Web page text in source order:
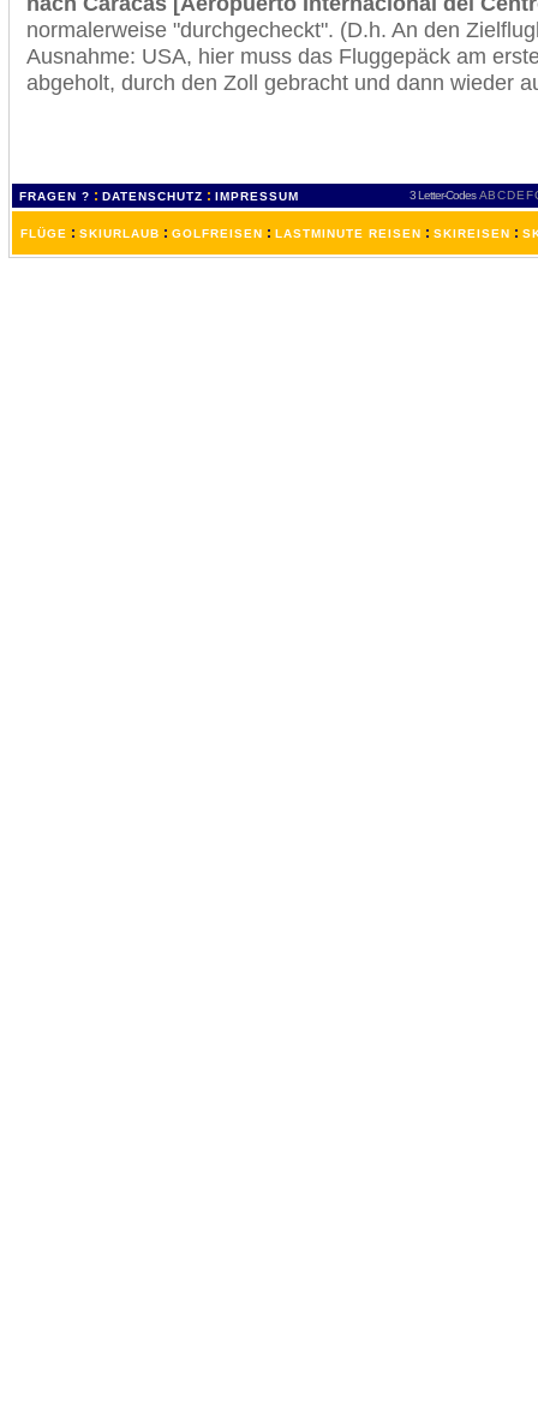
normalerweise "durchgecheckt". (D.h. An den
Ausnahme: USA, hier muss das Fluggepäck am
abgeholt, durch den Zoll gebracht und dann wieder
FRAGEN ? : DATENSCHUTZ : IMPRESSUM 3 Letter-Codes ABCDEF
FLÜGE : SKIURLAUB : GOLFREISEN : LASTMINUTE REISEN : SKIREISEN :